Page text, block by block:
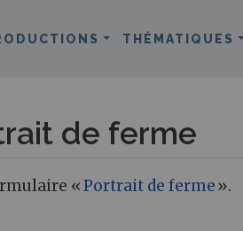
THÉMATIQUES
de ferme
«Portrait de ferme».